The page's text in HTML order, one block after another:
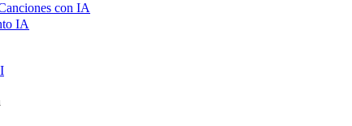
con IA
IA